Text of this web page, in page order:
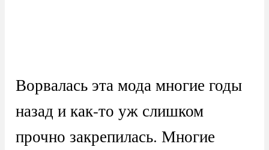
Ворвалась эта мода многие годы
назад и как-то уж слишком
прочно закрепилась. Многие